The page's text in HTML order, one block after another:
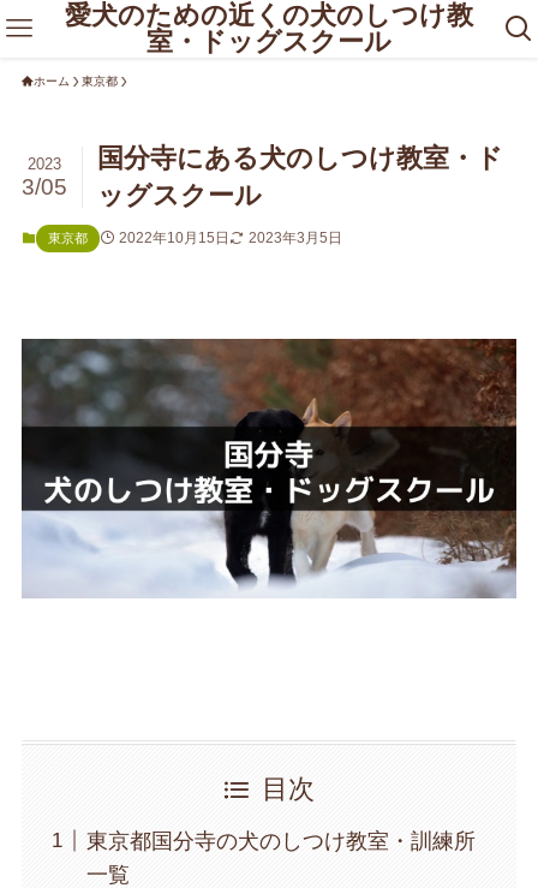
愛犬のための近くの犬のしつけ教
室・ドッグスクール
ホーム 東京都
国分寺にある犬のしつけ教室・ド
ッグスクール
2023
3/05
東京都 2022年10月15日 2023年3月5日
目次
東京都国分寺の犬のしつけ教室・訓練所
一覧